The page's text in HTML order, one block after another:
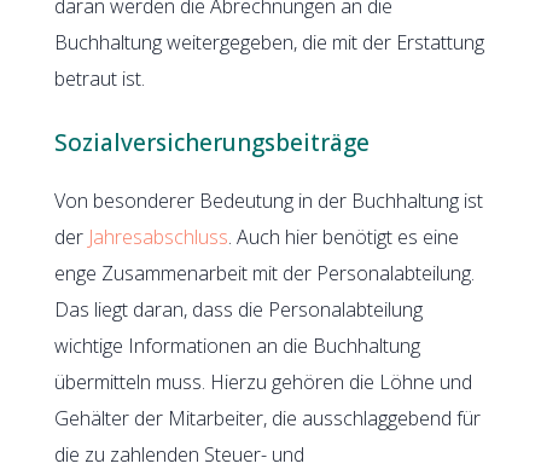
daran werden die Abrechnungen an die
Buchhaltung weitergegeben, die mit der Erstattung
betraut ist.
Sozialversicherungsbeiträge
Von besonderer Bedeutung in der Buchhaltung ist
der Jahresabschluss. Auch hier benötigt es eine
enge Zusammenarbeit mit der Personalabteilung.
Das liegt daran, dass die Personalabteilung
wichtige Informationen an die Buchhaltung
übermitteln muss. Hierzu gehören die Löhne und
Gehälter der Mitarbeiter, die ausschlaggebend für
die zu zahlenden Steuer- und